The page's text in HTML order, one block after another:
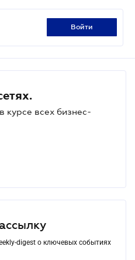
войти
курсе всех бизнес-
digest о ключевых событиях